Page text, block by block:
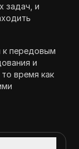
задач, и
к передовым
и
время как